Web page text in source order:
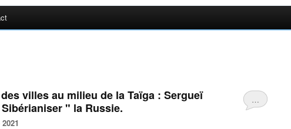
…
villes au milieu de la Taïga : Sergueï
" la Russie.